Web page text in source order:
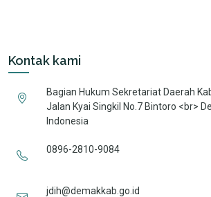
Kontak kami
Bagian Hukum Sekretariat Daerah
Jalan Kyai Singkil No.7 Bintoro <br>
Indonesia
0896-2810-9084
jdih@demakkab.go.id